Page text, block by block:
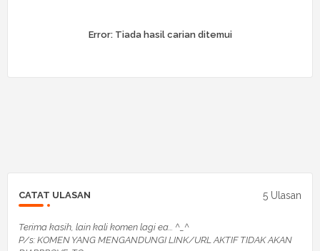
Error:Tiada hasil carian ditemui
CATAT ULASAN 5 Ulasan
Terima kasih, lain kali komen lagi ea... ^_^
P/s: KOMEN YANG MENGANDUNGI LINK/URL AKTIF TIDAK AKAN